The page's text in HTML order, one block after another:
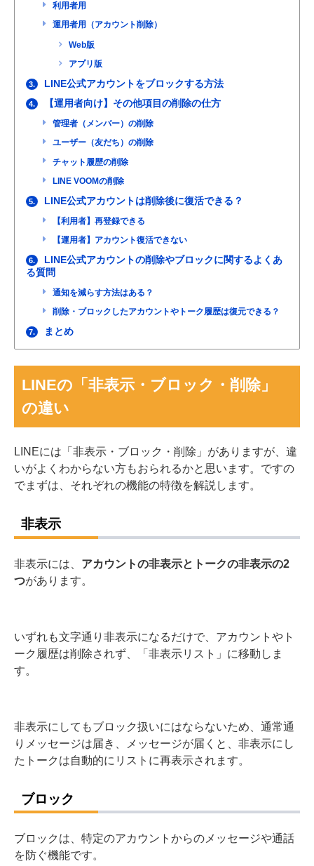
利用者用
運用者用（アカウント削除）
Web版
アプリ版
3. LINE公式アカウントをブロックする方法
4. 【運用者向け】その他項目の削除の仕方
管理者（メンバー）の削除
ユーザー（友だち）の削除
チャット履歴の削除
LINE VOOMの削除
5. LINE公式アカウントは削除後に復活できる？
【利用者】再登録できる
【運用者】アカウント復活できない
6.
LINE公式アカウントの削除やブロックに関するよくあ
る質問
通知を減らす方法はある？
削除・ブロックしたアカウントやトーク履歴は復元できる？
7. まとめ
LINEの「非表示・ブロック・削除」
の違い
LINEには「非表示・ブロック・削除」がありますが、違
いがよくわからない方もおられるかと思います。ですの
でまずは、それぞれの機能の特徴を解説します。
非表示
非表示には、 アカウントの非表示とトークの非表示の2
つがあります。
いずれも文字通り非表示になるだけで、アカウントやト
ーク履歴は削除されず、「非表示リスト」に移動しま
す。
非表示にしてもブロック扱いにはならないため、通常通
りメッセージは届き、メッセージが届くと、非表示にし
たトークは自動的にリストに再表示されます。
ブロック
ブロックは、特定のアカウントからのメッセージや通話
を防ぐ機能です。